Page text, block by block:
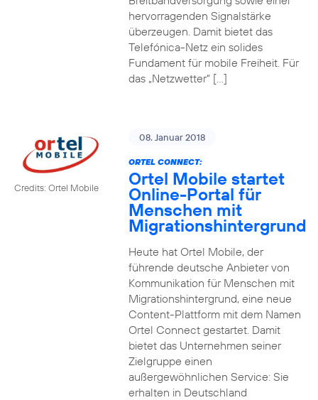
hervorragenden Signalstärke
überzeugen. Damit bietet das
Telefónica-Netz ein solides
Fundament für mobile Freiheit. Für
das „Netzwetter“ […]
Credits: Ortel Mobile
08. Januar 2018
ORTEL CONNECT:
Ortel Mobile startet
Online-Portal für
Menschen mit
Migrationshintergrund
Heute hat Ortel Mobile, der
führende deutsche Anbieter von
Kommunikation für Menschen mit
Migrationshintergrund, eine neue
Content-Plattform mit dem Namen
Ortel Connect gestartet. Damit
bietet das Unternehmen seiner
Zielgruppe einen
außergewöhnlichen Service: Sie
erhalten in Deutschland